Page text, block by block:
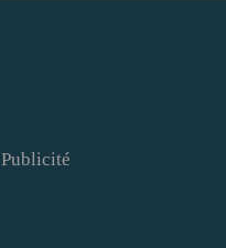
Publicité